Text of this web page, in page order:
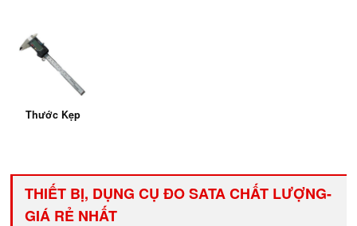
Thước Kẹp
THIẾT BỊ, DỤNG CỤ ĐO SATA CHẤT LƯỢNG-
GIÁ RẺ NHẤT